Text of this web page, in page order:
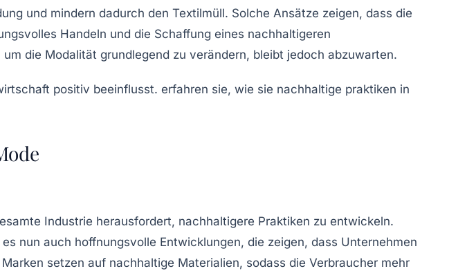
und mindern dadurch den Textilmüll. Solche Ansätze zeigen, dass die
Handeln und die Schaffung eines nachhaltigeren
die Modalität grundlegend zu verändern, bleibt jedoch abzuwarten.
Industrie herausfordert, nachhaltigere Praktiken zu entwickeln.
nun auch hoffnungsvolle Entwicklungen, die zeigen, dass Unternehmen
setzen auf nachhaltige Materialien, sodass die Verbraucher mehr